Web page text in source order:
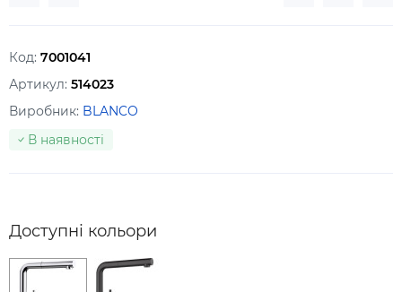
Код: 7001041
Артикул: 514023
Виробник: BLANCO
В наявності
Доступні кольори